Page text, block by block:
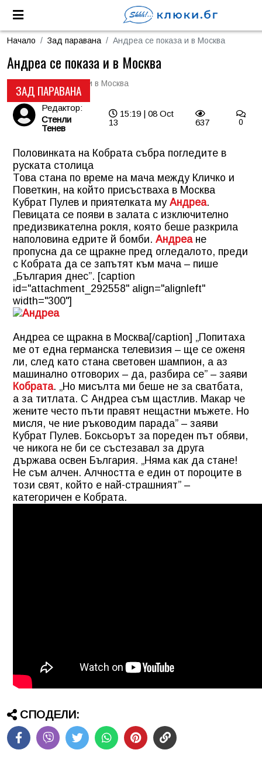
Начало Зад паравана Андреа се показа и в Москва
ЗАД ПАРАВАНА
Андреа се показа и в Москва
Редактор:
Стенли
Тенев
15:19 | 08 Oct
13
637 0
Половинката на Кобрата събра погледите в
руската столица
Това стана по време на мача между Кличко и
Поветкин, на който присъстваха в Москва
Кубрат Пулев и приятелката му Андреа.
Певицата се появи в залата с изключително
предизвикателна рокля, която беше разкрила
наполовина едрите й бомби. Андреа не
пропусна да се щракне пред огледалото, преди
с Кобрата да се запътят към мача – пише
„България днес”. [caption
id="attachment_292558" align="alignleft"
width="300"]
Андреа се щракна в Москва[/caption] „Попитаха
ме от една германска телевизия – ще се оженя
ли, след като стана световен шампион, а аз
машинално отговорих – да, разбира се” – заяви
Кобрата. „Но мисълта ми беше не за сватбата,
а за титлата. С Андреа съм щастлив. Макар че
жените често пъти правят нещастни мъжете. Но
мисля, че ние ръководим парада” – заяви
Кубрат Пулев. Боксьорът за пореден път обяви,
че никога не би се състезавал за друга
държава освен България. „Няма как да стане!
Не съм алчен. Алчността е един от пороците в
този свят, който е най-страшният” –
категоричен е Кобрата.
СПОДЕЛИ: